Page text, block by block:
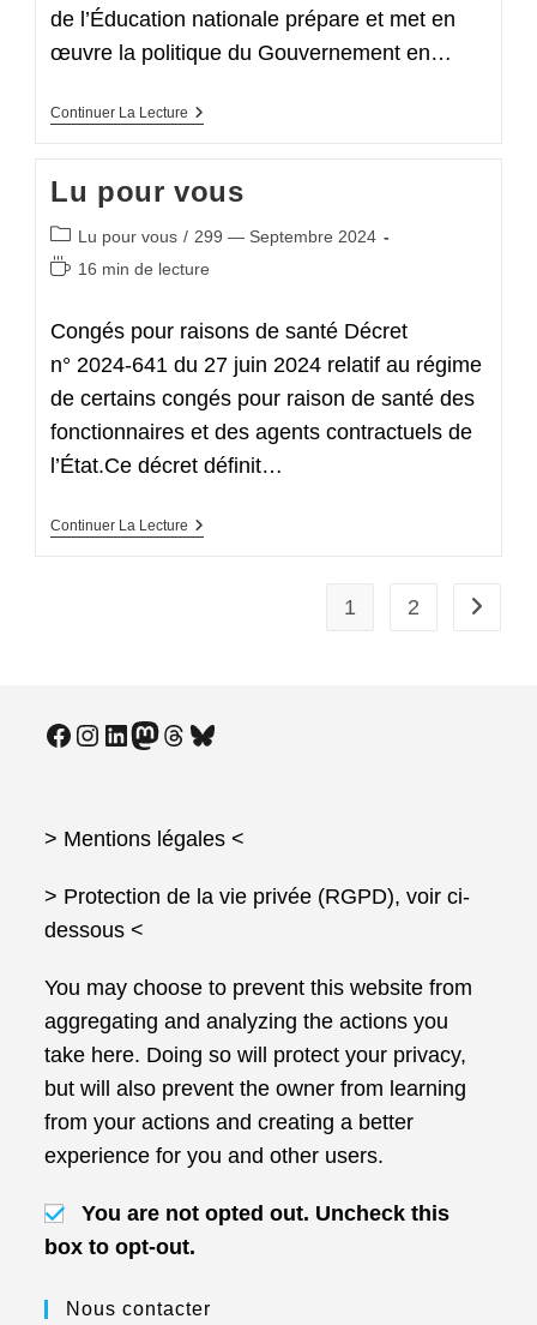
de l’Éducation nationale prépare et met en
œuvre la politique du Gouvernement en…
Continuer La Lecture Lu
Lu pour vous
Post
category:
Lu pour vous / 299 — Septembre 2024
Temps
lecture :
16 min de lecture
Congés pour raisons de santé Décret
n° 2024-641 du 27 juin 2024 relatif au régime
de certains congés pour raison de santé des
fonctionnaires et des agents contractuels de
l’État.Ce décret définit…
Continuer La Lecture Lu
1 2 Aller à
Facebook
Instagram
LinkedIn
Mastodon
ThreadsBluesky
> Mentions légales <
> Protection de la vie privée (RGPD), voir ci-
dessous <
You may choose to prevent this website from
aggregating and analyzing the actions you
take here. Doing so will protect your privacy,
but will also prevent the owner from learning
from your actions and creating a better
experience for you and other users.
You are not opted out. Uncheck this
box to opt-out.
Nous contacter